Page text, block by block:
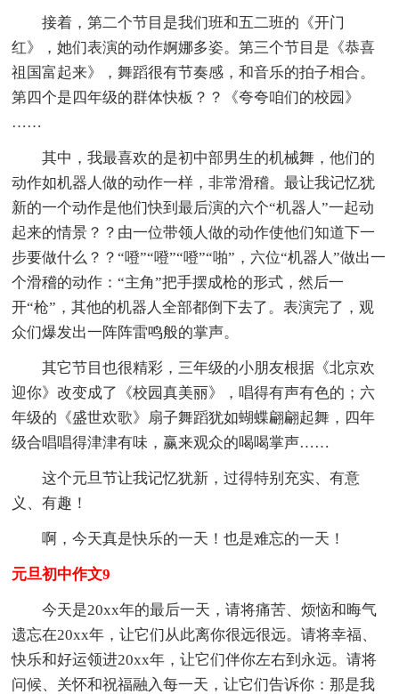
接着，第二个节目是我们班和五二班的《开门
红》，她们表演的动作婀娜多姿。第三个节目是《恭喜
祖国富起来》，舞蹈很有节奏感，和音乐的拍子相合。
第四个是四年级的群体快板？？《夸夸咱们的校园》
……
其中，我最喜欢的是初中部男生的机械舞，他们的
动作如机器人做的动作一样，非常滑稽。最让我记忆犹
新的一个动作是他们快到最后演的六个“机器人”一起动
起来的情景？？由一位带领人做的动作使他们知道下一
步要做什么？？“噔”“噔”“噔”“啪”，六位“机器人”做出一
个滑稽的动作：“主角”把手摆成枪的形式，然后一
开“枪”，其他的机器人全部都倒下去了。表演完了，观
众们爆发出一阵阵雷鸣般的掌声。
其它节目也很精彩，三年级的小朋友根据《北京欢
迎你》改变成了《校园真美丽》，唱得有声有色的；六
年级的《盛世欢歌》扇子舞蹈犹如蝴蝶翩翩起舞，四年
级合唱唱得津津有味，赢来观众的喝喝掌声……
这个元旦节让我记忆犹新，过得特别充实、有意
义、有趣！
啊，今天真是快乐的一天！也是难忘的一天！
元旦初中作文9
今天是20xx年的最后一天，请将痛苦、烦恼和晦气
遗忘在20xx年，让它们从此离你很远很远。请将幸福、
快乐和好运领进20xx年，让它们伴你左右到永远。请将
问候、关怀和祝福融入每一天，让它们告诉你：那是我